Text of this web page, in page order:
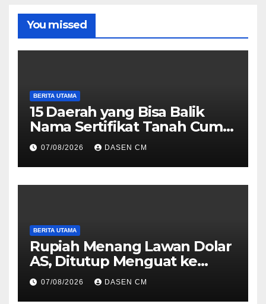
You missed
BERITA UTAMA
15 Daerah yang Bisa Balik
Nama Sertifikat Tanah Cuma
10 Hari, Cek Syarat dan
Caranya
07/08/2026 DASEN CM
BERITA UTAMA
Rupiah Menang Lawan Dolar
AS, Ditutup Menguat ke
Rp17.910
07/08/2026 DASEN CM